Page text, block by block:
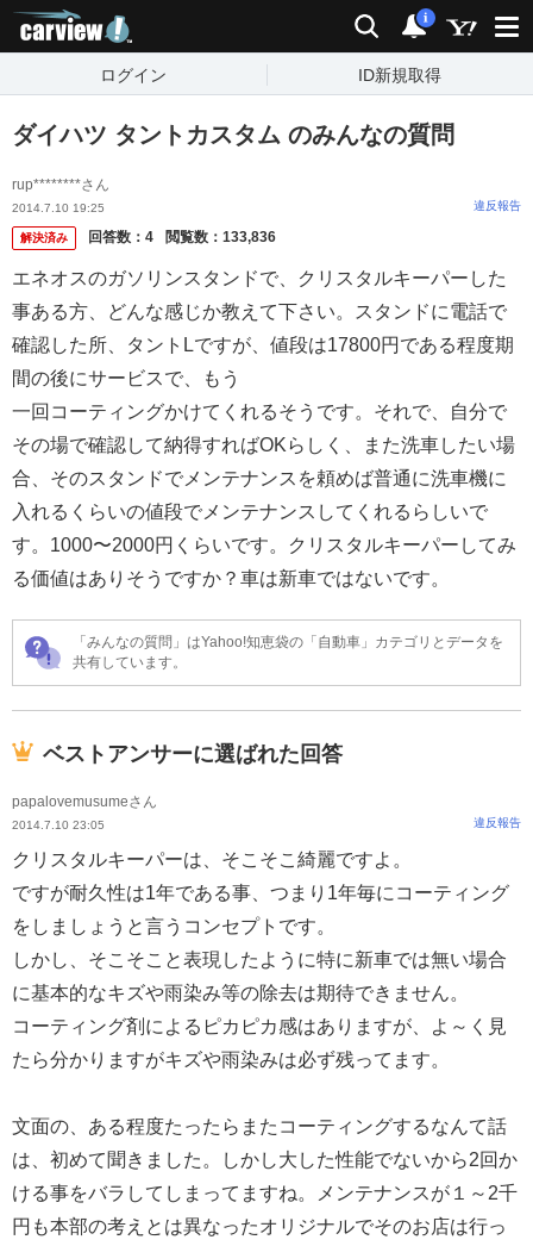
検索 通知
i
ログイン ID新規取得
ダイハツ タントカスタム のみんなの質問
rup********さん
2014.7.10 19:25 違反報告
解決済み 回答数： 4 閲覧数： 133,836
エネオスのガソリンスタンドで、クリスタルキーパーした
事ある方、どんな感じか教えて下さい。スタンドに電話で
確認した所、タントLですが、値段は17800円である程度期
間の後にサービスで、もう
一回コーティングかけてくれるそうです。それで、自分で
その場で確認して納得すればOKらしく、また洗車したい場
合、そのスタンドでメンテナンスを頼めば普通に洗車機に
入れるくらいの値段でメンテナンスしてくれるらしいで
す。1000〜2000円くらいです。クリスタルキーパーしてみ
る価値はありそうですか？車は新車ではないです。
「みんなの質問」はYahoo!知恵袋の「自動車」カテゴリとデータを
共有しています。
ベストアンサーに選ばれた回答
papalovemusumeさん
2014.7.10 23:05 違反報告
クリスタルキーパーは、そこそこ綺麗ですよ。
ですが耐久性は1年である事、つまり1年毎にコーティング
をしましょうと言うコンセプトです。
しかし、そこそこと表現したように特に新車では無い場合
に基本的なキズや雨染み等の除去は期待できません。
コーティング剤によるピカピカ感はありますが、よ～く見
たら分かりますがキズや雨染みは必ず残ってます。
文面の、ある程度たったらまたコーティングするなんて話
は、初めて聞きました。しかし大した性能でないから2回か
ける事をバラしてしまってますね。メンテナンスが１～2千
円も本部の考えとは異なったオリジナルでそのお店は行っ